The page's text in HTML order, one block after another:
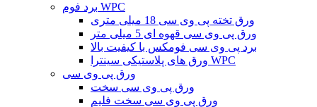
برد فوم WPC
ورق تخته پی وی سی 18 میلی متری
ورق پی وی سی قهوه ای 5 میلی متر
برد پی وی سی فومکس با کیفیت بالا
ورق های پلاستیکی سینترا WPC
ورق پی وی سی
ورق پی وی سی سخت
ورق پی وی سی سخت فلیم